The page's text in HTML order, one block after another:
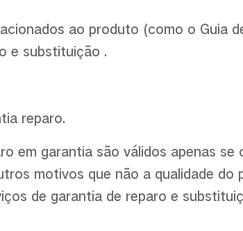
ao produto (como o Guia
e substituição .
reparo.
em garantia são válidos apenas
motivos que não a qualidade
de garantia de reparo e